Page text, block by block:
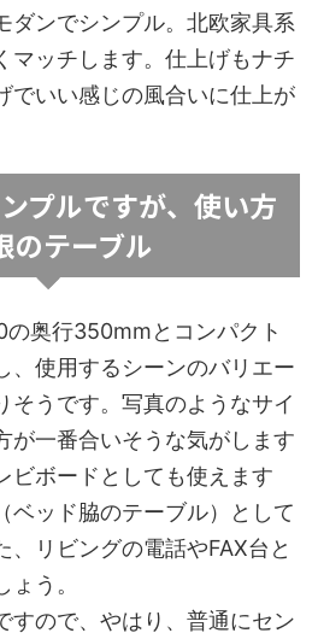
ダンでシンプル。北欧家具系
マッチします。仕上げもナチ
でいい感じの風合いに仕上が
プルですが、使い方
のテーブル
奥行350mmとコンパクト
、使用するシーンのバリエー
そうです。写真のようなサイ
が一番合いそうな気がします
ビボードとしても使えます
ベッド脇のテーブル）として
、リビングの電話やFAX台と
う。
すので、やはり、普通にセン